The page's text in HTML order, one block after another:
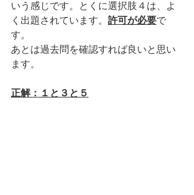
いう感じです。とくに選択肢４は、よ
く出題されています。 許可が必要で
す。
あとは過去問を確認すれば良いと思い
ます。
正解：１と３と５